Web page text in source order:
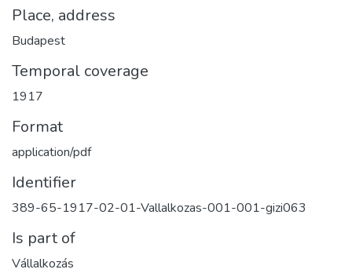
Place, address
Budapest
Temporal coverage
1917
Format
application/pdf
Identifier
389-65-1917-02-01-Vallalkozas-001-001-gizi063
Is part of
Vállalkozás